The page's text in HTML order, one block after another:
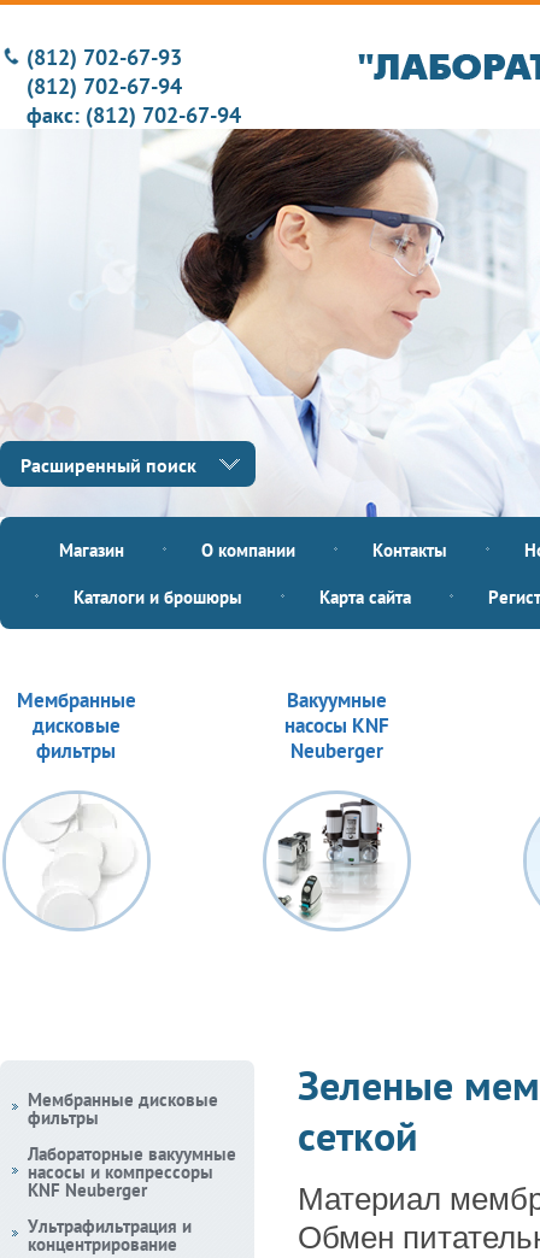
(812) 702-67-93
(812) 702-67-94
факс: (812) 702-67-94
Расширенный поиск
Магазин О компании Контакты
Каталоги и брошюры Карта сайта
Мембранные
дисковые
фильтры
Вакуумные
насосы KNF
Neuberger
Зеленые
сеткой
Материал
Обмен
Мембранные дисковые
фильтры
Лабораторные вакуумные
насосы и компрессоры
KNF Neuberger
Ультрафильтрация и
концентрирование